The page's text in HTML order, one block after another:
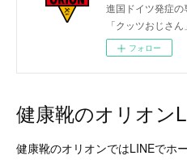
進国ドイツ発症
「クッツおじさ
フォロー
健康靴のオリオン
健康靴のオリオンではLINEでホ